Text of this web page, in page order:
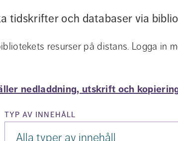
tidskrifter och databaser via
resurser på distans. Logga in
nedladdning, utskrift och
typ av innehåll
av